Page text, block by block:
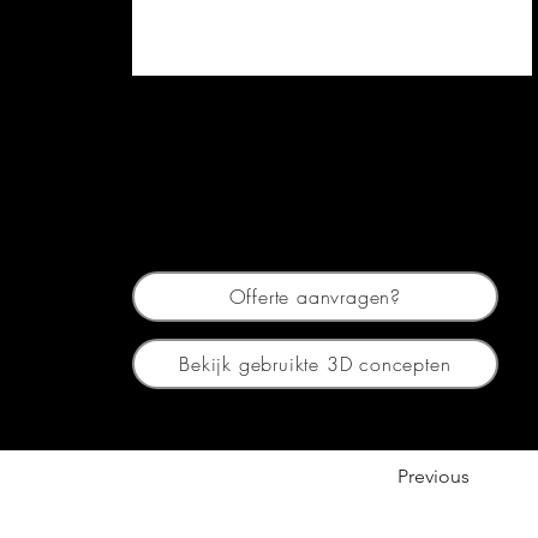
Offerte aanvragen?
Bekijk gebruikte 3D concepten
Previous